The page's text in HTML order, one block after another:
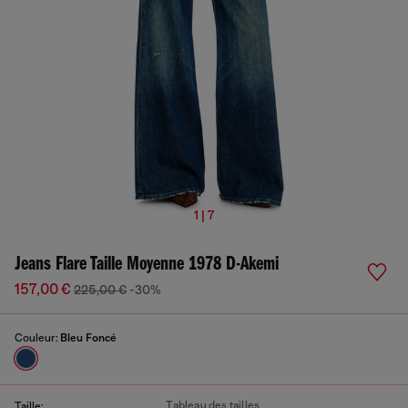
1 | 7
Jeans Flare Taille Moyenne 1978 D-Akemi
157,00 € 225,00 € -30%
Couleur: Bleu Foncé
Tableau des tailles